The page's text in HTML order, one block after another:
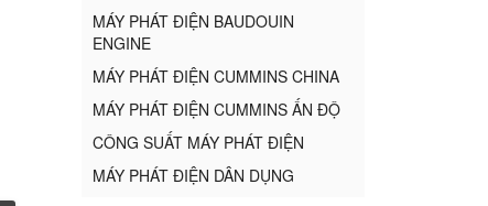
MÁY PHÁT ĐIỆN BAUDOUIN
ENGINE
MÁY PHÁT ĐIỆN CUMMINS CHINA
MÁY PHÁT ĐIỆN CUMMINS ẤN ĐỘ
CÔNG SUẤT MÁY PHÁT ĐIỆN
MÁY PHÁT ĐIỆN DÂN DỤNG